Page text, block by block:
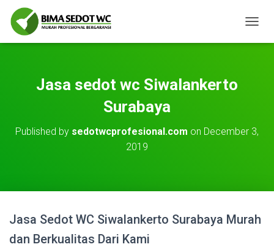
O
I
O
Jasa sedot wc Siwalankerto
Surabaya
Published by sedotwcprofesional.com on December 3,
2019
Jasa Sedot WC Siwalankerto Surabaya Murah
dan Berkualitas Dari Kami